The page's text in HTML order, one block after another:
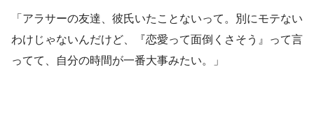
「アラサーの友達、彼氏いたことないって。別にモテない
わけじゃないんだけど、『恋愛って面倒くさそう』って言
ってて、自分の時間が一番大事みたい。」